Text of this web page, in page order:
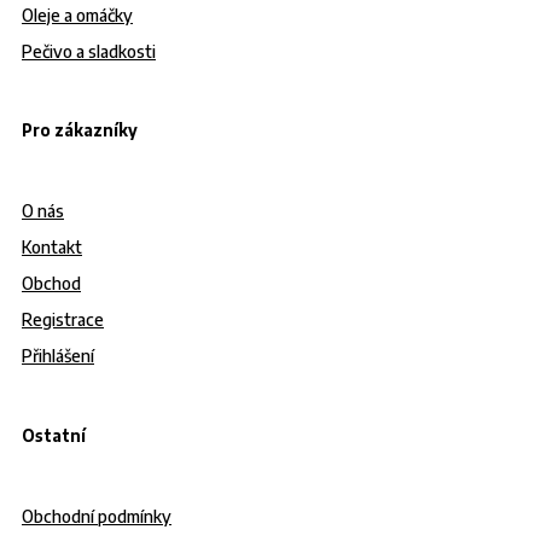
Oleje a omáčky
Pečivo a sladkosti
Pro zákazníky
O nás
Kontakt
Obchod
Registrace
Přihlášení
Ostatní
Obchodní podmínky